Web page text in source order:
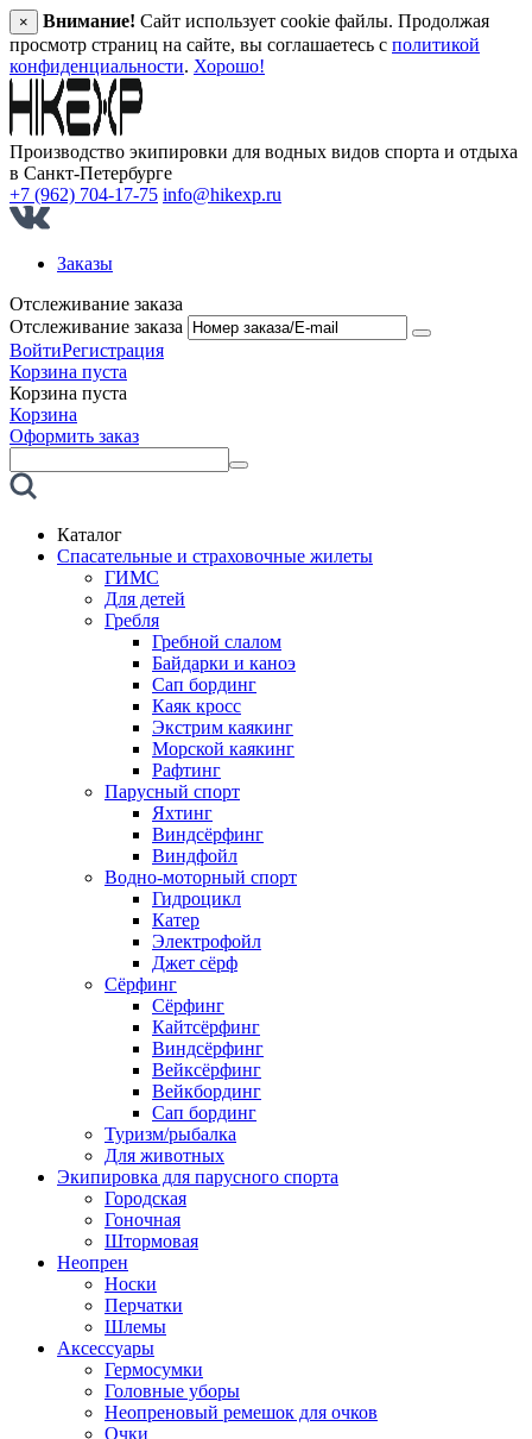
× Внимание! Сайт использует cookie файлы. Продолжая
просмотр страниц на сайте, вы соглашаетесь с политикой
конфиденциальности. Хорошо!
Производство экипировки для водных видов спорта и отдыха
в Санкт‑Петербурге
+7 (962) 704-17-75 info@hikexp.ru
Заказы
Отслеживание заказа
Отслеживание заказа
ВойтиРегистрация
Корзина пуста
Корзина пуста
Корзина
Оформить заказ
Каталог
Спасательные и страховочные жилеты
ГИМС
Для детей
Гребля
Гребной слалом
Байдарки и каноэ
Сап бординг
Каяк кросс
Экстрим каякинг
Морской каякинг
Рафтинг
Парусный спорт
Яхтинг
Виндсёрфинг
Виндфойл
Водно-моторный спорт
Гидроцикл
Катер
Электрофойл
Джет сёрф
Сёрфинг
Сёрфинг
Кайтсёрфинг
Виндсёрфинг
Вейксёрфинг
Вейкбординг
Сап бординг
Туризм/рыбалка
Для животных
Экипировка для парусного спорта
Городская
Гоночная
Штормовая
Неопрен
Носки
Перчатки
Шлемы
Аксессуары
Гермосумки
Головные уборы
Неопреновый ремешок для очков
Очки